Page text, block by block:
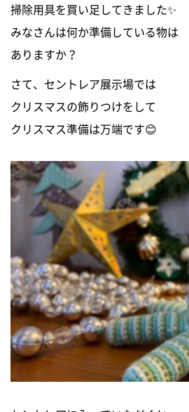
0120-255-269
営業時間／9：00〜17：30
※事前連絡で定休日も対応可
イベント情報
掃除用具を買い足してきました✨
みなさんは何か準備している物は
ありますか？
さて、セントレア展示場では
クリスマスの飾りつけをして
クリスマス準備は万端です😊